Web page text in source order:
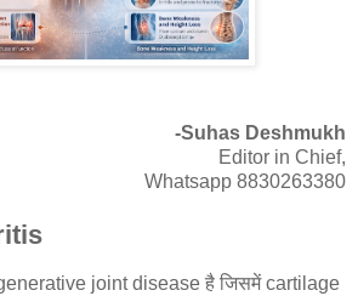
-Suhas Deshmukh
Editor in Chief,
Whatsapp 8830263380
joint disease है जिसमें cartilage